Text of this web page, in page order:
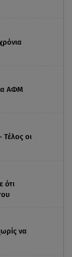
ΑΦΜ
Τέλος οι
ότι
να